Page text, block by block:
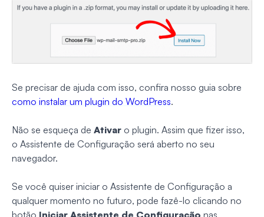
Se precisar de ajuda com isso, confira nosso guia sobre
como instalar um plugin do WordPress.
Não se esqueça de Ativar o plugin. Assim que fizer isso,
o Assistente de Configuração será aberto no seu
navegador.
Se você quiser iniciar o Assistente de Configuração a
qualquer momento no futuro, pode fazê-lo clicando no
botão Iniciar Assistente de Configuração nas